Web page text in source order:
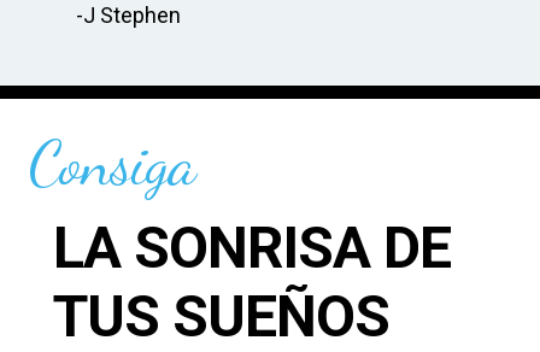
-J Stephen
Consiga
LA SONRISA DE
TUS SUEÑOS